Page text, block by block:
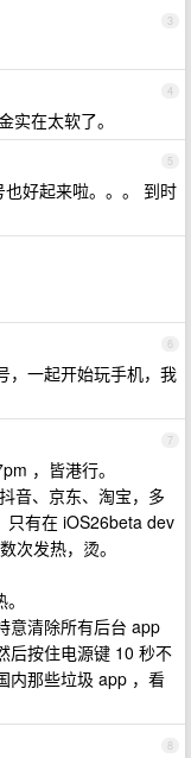
3
4
实在太软了。
5
好起来啦。。。 到时
6
，一起开始玩手机，我
7
，皆港行。
音、京东、淘宝，多
有在 iOS26beta dev
次发热，烫。
意清除所有后台 app
后按住电源键 10 秒不
内那些垃圾 app ，看
8